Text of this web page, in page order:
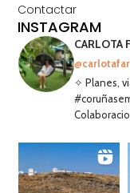
Contactar
INSTAGRAM
CARLOTA
✧ Planes,